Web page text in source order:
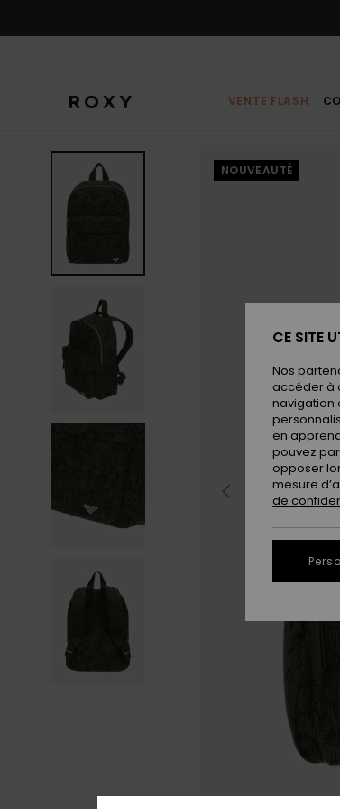
le
VENTE FLASH
NOUVEAUTÉ
CE SITE
Nos
accéder à
navigation
en
pouvez
opposer
mesure
de